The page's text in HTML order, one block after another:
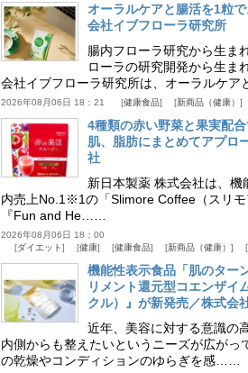
オーラルケアと腸活を1粒
会社イブフローラ研究所
腸内フローラ研究から生ま
ローラの研究開発から生ま
会社イブフローラ研究所は、オーラルケア
2026年08月06日 18：21 健康食品 新商品（健康）
4種類の赤い野菜と果実配
肌、脂肪にまとめてアプロ
社
新日本製薬 株式会社は、
内売上No.1※1の「Slimore Coffee（スリ
『Fun and He……
2026年08月06日 18：00
ダイエット
健康 健康食品 新商品（健康）
機能性表示食品「肌のター
リメント還元型コエンザ
クル）』が新発売／株式会
近年、美容に対する意識の
内側からも整えたいというニーズが広が
の乾燥やコンディションのゆらぎを感……